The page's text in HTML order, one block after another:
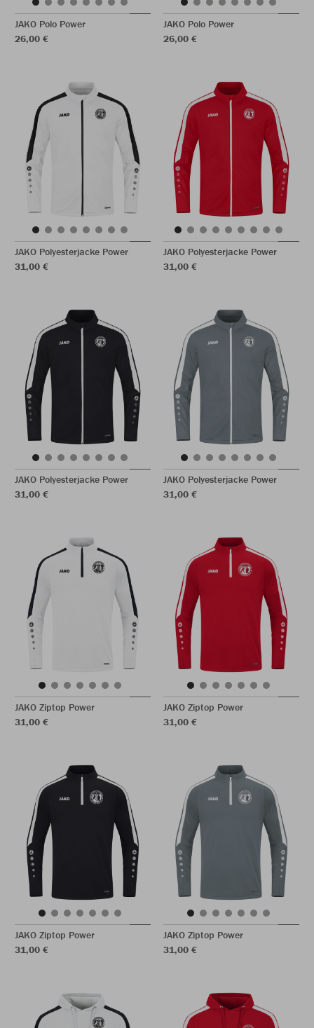
JAKO Polo Power
26,00 €
JAKO Polo Power
26,00 €
JAKO Polyesterjacke Power
31,00 €
JAKO Polyesterjacke Power
31,00 €
JAKO Polyesterjacke Power
31,00 €
JAKO Polyesterjacke Power
31,00 €
JAKO Ziptop Power
31,00 €
JAKO Ziptop Power
31,00 €
JAKO Ziptop Power
31,00 €
JAKO Ziptop Power
31,00 €